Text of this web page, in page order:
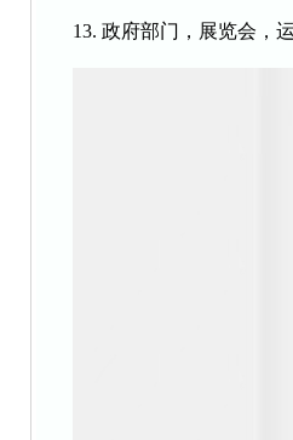
13. 政府部门，展览会，